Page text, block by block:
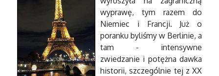
wyprawę, tym razem do
Niemiec i Francji. Już o
poranku byliśmy w Berlinie, a
tam - intensywne
zwiedzanie i potężna dawka
historii, szczególnie tej z XX